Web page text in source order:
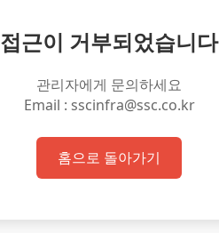
접근이 거부되었습니다
관리자에게 문의하세요
Email : sscinfra@ssc.co.kr
홈으로 돌아가기